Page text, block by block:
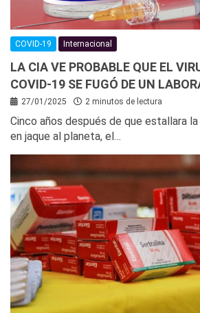
COVID-19 Internacional
LA CIA VE PROBABLE QUE EL
COVID-19 SE FUGÓ DE UN
27/01/2025 2 minutos de lectura
Cinco años después de que estallara
en jaque al planeta, el…